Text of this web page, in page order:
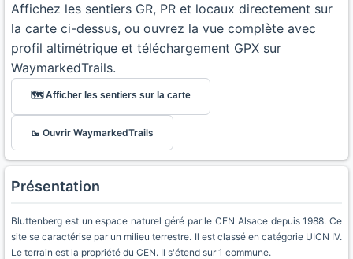
Affichez les sentiers GR, PR et locaux directement sur
la carte ci-dessus, ou ouvrez la vue complète avec
profil altimétrique et téléchargement GPX sur
WaymarkedTrails.
🗺️ Afficher les sentiers sur la carte
🥾 Ouvrir WaymarkedTrails
Présentation
Bluttenberg est un espace naturel géré par le CEN Alsace depuis 1988. Ce
site se caractérise par un milieu terrestre. Il est classé en catégorie UICN IV.
Le terrain est la propriété du CEN. Il s'étend sur 1 commune.